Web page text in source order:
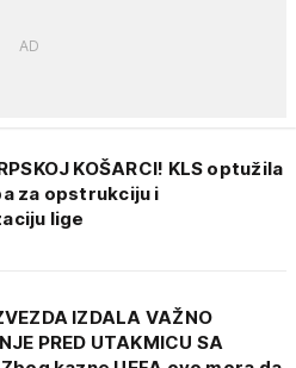
KOŠARCI! KLS optužila
za opstrukciju i
lige
IZDALA VAŽNO
PRED UTAKMICU SA